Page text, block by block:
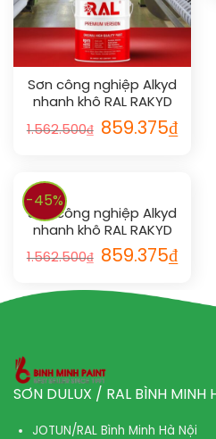
Sơn công nghiệp Alkyd
nhanh khô RAL RAKYD
QD 1005
1.562.500₫ 859.375₫
-45%
Sơn công nghiệp Alkyd
nhanh khô RAL RAKYD
QD 1024
1.562.500₫ 859.375₫
SƠN DULUX / RAL BÌNH MINH
JOTUN/RAL Bình Minh Hà Nội